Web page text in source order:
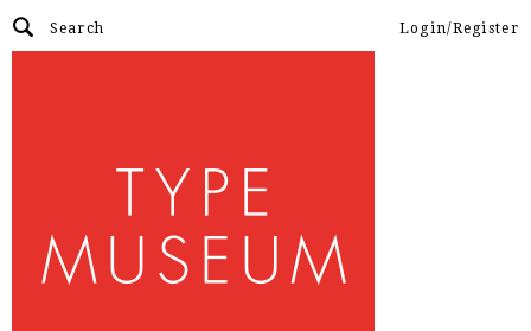
Login/Register